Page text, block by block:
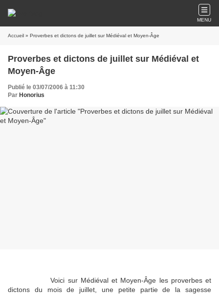
MENU
Accueil » Proverbes et dictons de juillet sur Médiéval et Moyen-Âge
Proverbes et dictons de juillet sur Médiéval et
Moyen-Âge
Publié le 03/07/2006 à 11:30
Par Honorius
Voici sur Médiéval et Moyen-Âge les proverbes et
dictons du mois de juillet, une petite partie de la sagesse